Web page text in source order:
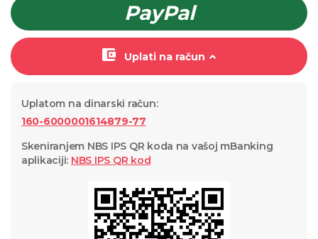
Uplati na račun
PayPal
Uplatom na dinarski račun:
160-6000001614879-77
Skeniranjem NBS IPS QR koda na vašoj mBanking
aplikaciji: NBS IPS QR kod